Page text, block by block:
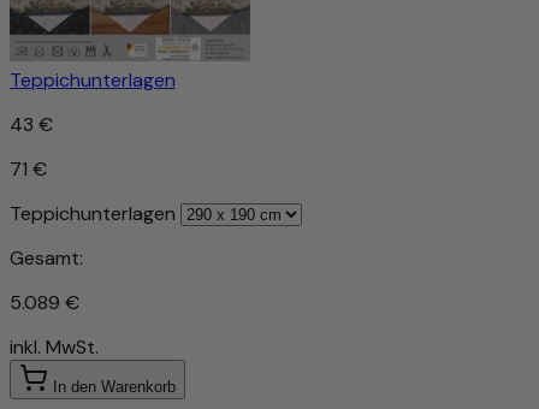
Teppichunterlagen
43 €
71 €
Teppichunterlagen
Gesamt:
5.089 €
inkl. MwSt.
In den Warenkorb